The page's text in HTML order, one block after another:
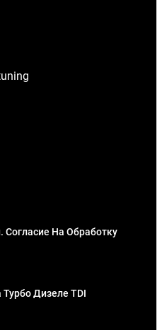
Согласие На Обработку
Дизеле TDI